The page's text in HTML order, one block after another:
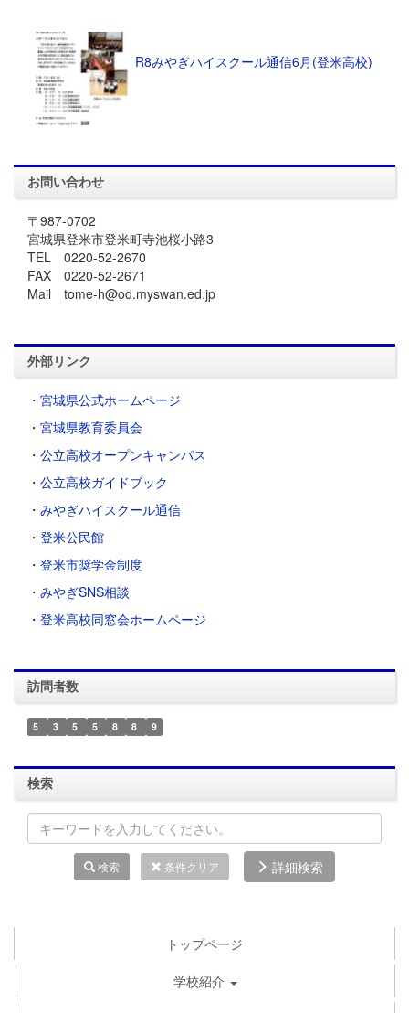
R8みやぎハイスクール通信6月(登米高校)
お問い合わせ
〒987-0702
宮城県登米市登米町寺池桜小路3
TEL 0220-52-2670
FAX 0220-52-2671
Mail tome-h@od.myswan.ed.jp
外部リンク
・ 宮城県公式ホームページ
・ 宮城県教育委員会
・ 公立高校オープンキャンパス
・ 公立高校ガイドブック
・ みやぎハイスクール通信
・ 登米公民館
・ 登米市奨学金制度
・ みやぎSNS相談
・登米高校同窓会ホームページ
訪問者数
5 3 5 5 8 8 9
検索
検索 条件クリア 詳細検索
トップページ
学校紹介